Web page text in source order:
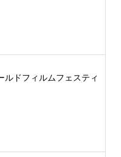
ルドフィルムフェスティ